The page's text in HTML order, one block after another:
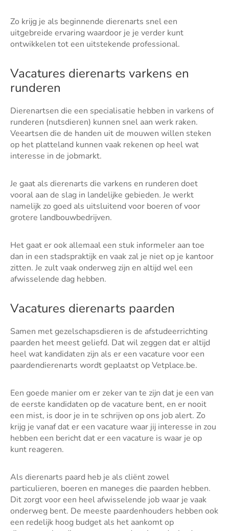
Zo krijg je als beginnende dierenarts snel een
uitgebreide ervaring waardoor je je verder kunt
ontwikkelen tot een uitstekende professional.
Vacatures dierenarts varkens en
runderen
Dierenartsen die een specialisatie hebben in varkens of
runderen (nutsdieren) kunnen snel aan werk raken.
Veeartsen die de handen uit de mouwen willen steken
op het platteland kunnen vaak rekenen op heel wat
interesse in de jobmarkt.
Je gaat als dierenarts die varkens en runderen doet
vooral aan de slag in landelijke gebieden. Je werkt
namelijk zo goed als uitsluitend voor boeren of voor
grotere landbouwbedrijven.
Het gaat er ook allemaal een stuk informeler aan toe
dan in een stadspraktijk en vaak zal je niet op je kantoor
zitten. Je zult vaak onderweg zijn en altijd wel een
afwisselende dag hebben.
Vacatures dierenarts paarden
Samen met gezelschapsdieren is de afstudeerrichting
paarden het meest geliefd. Dat wil zeggen dat er altijd
heel wat kandidaten zijn als er een vacature voor een
paardendierenarts wordt geplaatst op Vetplace.be.
Een goede manier om er zeker van te zijn dat je een van
de eerste kandidaten op de vacature bent, en er nooit
een mist, is door je in te schrijven op ons job alert. Zo
krijg je vanaf dat er een vacature waar jij interesse in zou
hebben een bericht dat er een vacature is waar je op
kunt reageren.
Als dierenarts paard heb je als cliënt zowel
particulieren, boeren en maneges die paarden hebben.
Dit zorgt voor een heel afwisselende job waar je vaak
onderweg bent. De meeste paardenhouders hebben ook
een redelijk hoog budget als het aankomt op